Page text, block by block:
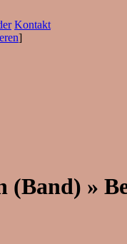
Kontakt
]
(Band) »